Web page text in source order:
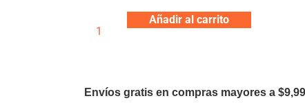
Añadir al carrito
Envíos gratis en compras mayores a